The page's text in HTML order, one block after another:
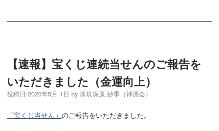
【速報】宝くじ連続当せんのご報告を
いただきました（金運向上）
投稿日:2020年5月 1日 by 珠玖深原 紗季（神凛会）
「宝くじ当せん」 のご報告をいただきました。